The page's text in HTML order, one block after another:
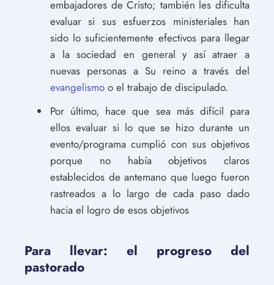
embajadores de Cristo; también les dificulta
evaluar si sus esfuerzos ministeriales han
sido lo suficientemente efectivos para llegar
a la sociedad en general y así atraer a
nuevas personas a Su reino a través del
evangelismo o el trabajo de discipulado.
Por último, hace que sea más difícil para
ellos evaluar si lo que se hizo durante un
evento/programa cumplió con sus objetivos
porque no había objetivos claros
establecidos de antemano que luego fueron
rastreados a lo largo de cada paso dado
hacia el logro de esos objetivos
Para llevar: el progreso del
pastorado